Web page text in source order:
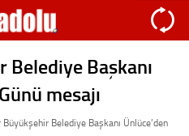
Başkanı
mesajı
Belediye Başkanı Ünlüce’den